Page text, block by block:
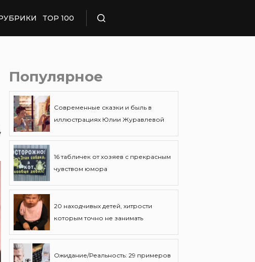
TOP 100
Популярное
Современные сказки и быль в
иллюстрациях Юлии Журавлевой
16 табличек от хозяев с прекрасным
чувством юмора
20 находчивых детей, хитрости
которым точно не занимать
Ожидание/Реальность: 29 примеров